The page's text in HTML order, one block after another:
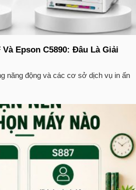
Và Epson C5890: Đâu Là Giải
năng động và các cơ sở dịch vụ in ấn